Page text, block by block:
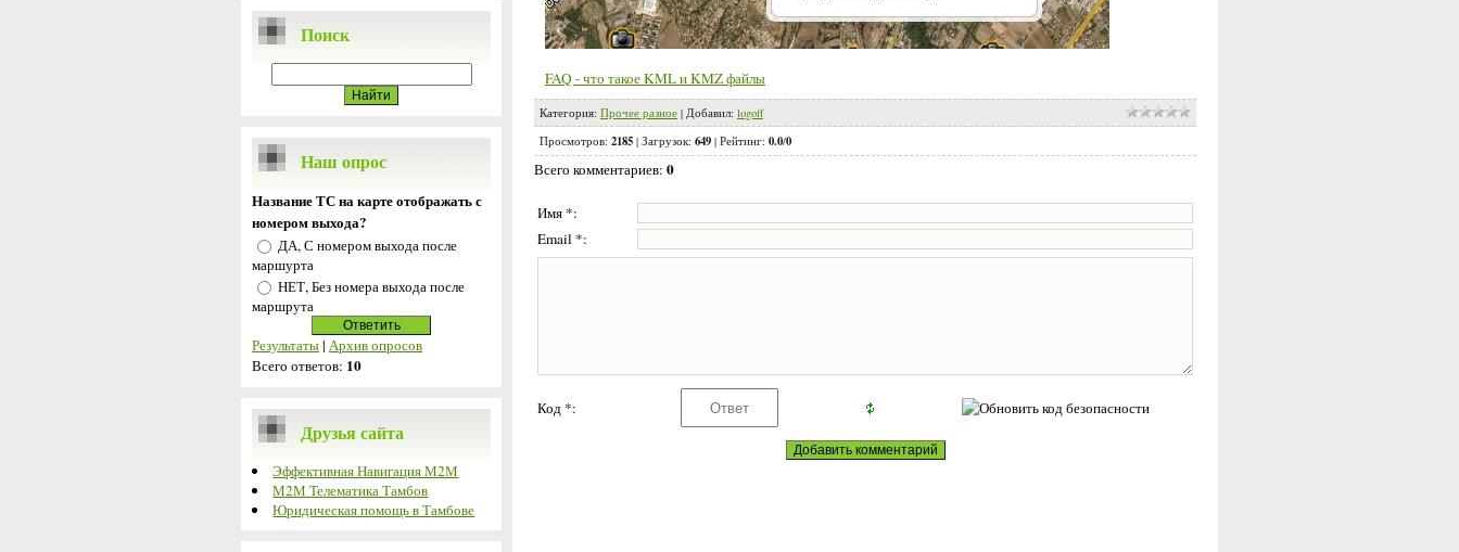
Поиск
Наш опрос
Название ТС на карте отображать с
номером выхода?
ДА, С номером выхода после
маршурта
НЕТ, Без номера выхода после
маршрута
Результаты| Архив опросов
Всего ответов: 10
Друзья сайта
Эффективная Навигация М2М
М2М Телематика Тамбов
Юридическая помощь в Тамбове
FAQ - что такое KML и KMZ файлы
Категория: Прочее разное | Добавил: logoff
Просмотров: 2185 | Загрузок: 649 | Рейтинг: 0.0/0
Всего комментариев: 0
Имя *:
Email *:
Код *: